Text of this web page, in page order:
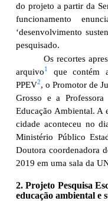
do projeto a partir da
funcionamento
‘desenvolvimento
pesquisado.
Os recortes
arquivo1
que contém
PPEV2, o Promotor de
Grosso e a
Educação Ambiental. A
cidade aconteceu no
Ministério Público
Doutora coordenadora
2019 em uma sala da
2. Projeto Pesquisa
educação ambiental e